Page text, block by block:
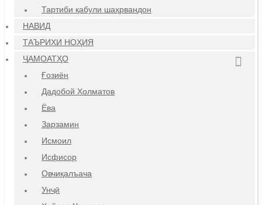
Тартиби қабули шаҳрвандон
НАВИД
ТАЪРИХИ НОҲИЯ
ҶАМОАТҲО
Ғозиён
Дадобой Холматов
Ёва
Зарзамин
Исмоил
Исфисор
Овчиқалъача
Унҷӣ